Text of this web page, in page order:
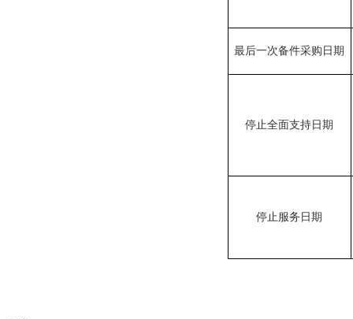
最后一次备件采购 日期
停止全面支持日期
停止服务日期